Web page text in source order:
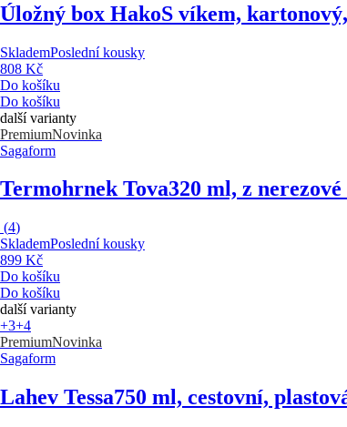
Úložný box HakoS víkem,
SklademPoslední kousky
808 Kč
Do košíku
Do košíku
další varianty
PremiumNovinka
Sagaform
Termohrnek Tova320 ml, z
(4)
SklademPoslední kousky
899 Kč
Do košíku
Do košíku
další varianty
+3+4
PremiumNovinka
Sagaform
Lahev Tessa750 ml, cestovní,